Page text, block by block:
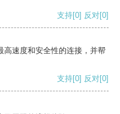
支持[0] 反对[0]
高速度和安全性的连接，并帮
支持[0] 反对[0]